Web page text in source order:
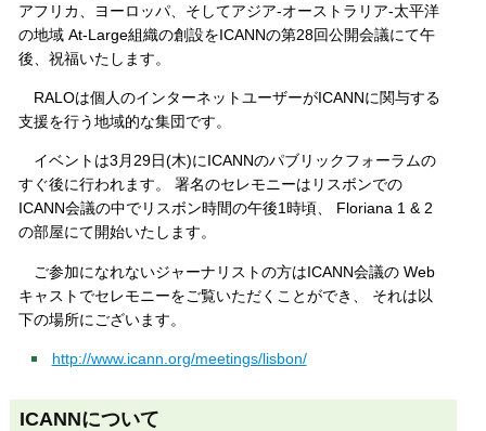
アフリカ、ヨーロッパ、そしてアジア-オーストラリア-太平洋
の地域 At-Large組織の創設をICANNの第28回公開会議にて午
後、祝福いたします。
RALOは個人のインターネットユーザーがICANNに関与する
支援を行う地域的な集団です。
イベントは3月29日(木)にICANNのパブリックフォーラムの
すぐ後に行われます。 署名のセレモニーはリスボンでの
ICANN会議の中でリスボン時間の午後1時頃、 Floriana 1 & 2
の部屋にて開始いたします。
ご参加になれないジャーナリストの方はICANN会議の Web
キャストでセレモニーをご覧いただくことができ、 それは以
下の場所にございます。
http://www.icann.org/meetings/lisbon/
ICANNについて